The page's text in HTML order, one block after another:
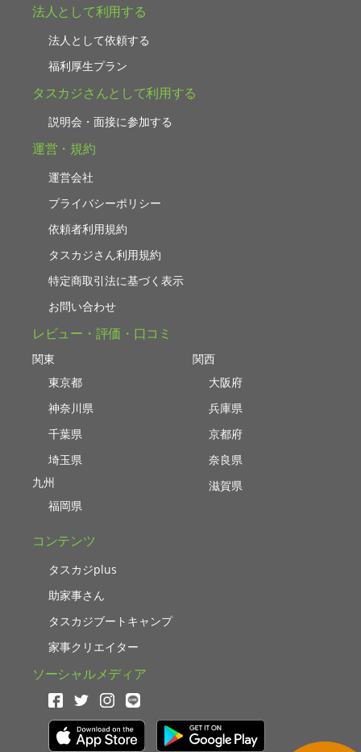
法人として利用する
法人として依頼する
福利厚生プラン
タスカジさんとして利用する
説明会・面接に参加する
運営・規約
運営会社
プライバシーポリシー
依頼者利用規約
タスカジさん利用規約
特定商取引法に基づく表示
お問い合わせ
レビュー・評価・口コミ
関東
東京都
神奈川県
千葉県
埼玉県
九州
福岡県
関西
大阪府
兵庫県
京都府
奈良県
滋賀県
コンテンツ
タスカジplus
助家事さん
タスカジブートキャンプ
家事クリエイター
ソーシャルメディア